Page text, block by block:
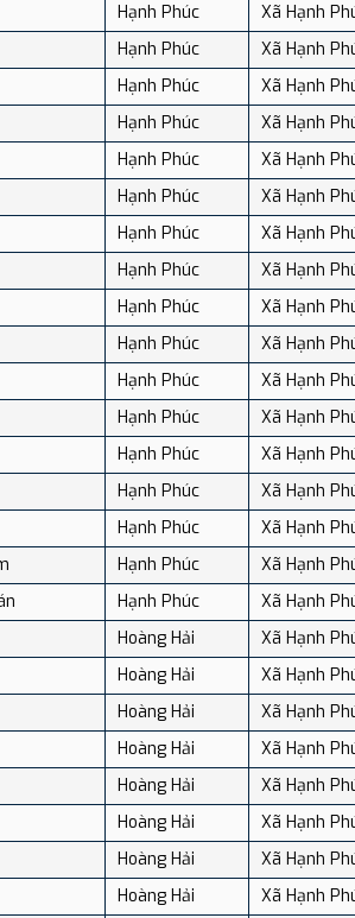
Hạnh Phúc
Xã Hạnh
Hạnh Phúc
Xã Hạnh
Hạnh Phúc
Xã Hạnh
Hạnh Phúc
Xã Hạnh
Hạnh Phúc
Xã Hạnh
Hạnh Phúc
Xã Hạnh
Hạnh Phúc
Xã Hạnh
Hạnh Phúc
Xã Hạnh
Hạnh Phúc
Xã Hạnh
Hạnh Phúc
Xã Hạnh
Hạnh Phúc
Xã Hạnh
Hạnh Phúc
Xã Hạnh
Hạnh Phúc
Xã Hạnh
Hạnh Phúc
Xã Hạnh
Hạnh Phúc
Xã Hạnh
Hạnh Phúc
Xã Hạnh
Hạnh Phúc
Xã Hạnh
Hoàng Hải
Xã Hạnh
Hoàng Hải
Xã Hạnh
Hoàng Hải
Xã Hạnh
Hoàng Hải
Xã Hạnh
Hoàng Hải
Xã Hạnh
Hoàng Hải
Xã Hạnh
Hoàng Hải
Xã Hạnh
Hoàng Hải Xã Hạnh